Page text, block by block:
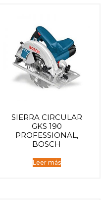
SIERRA CIRCULAR
GKS 190
PROFESSIONAL,
BOSCH
Leer más